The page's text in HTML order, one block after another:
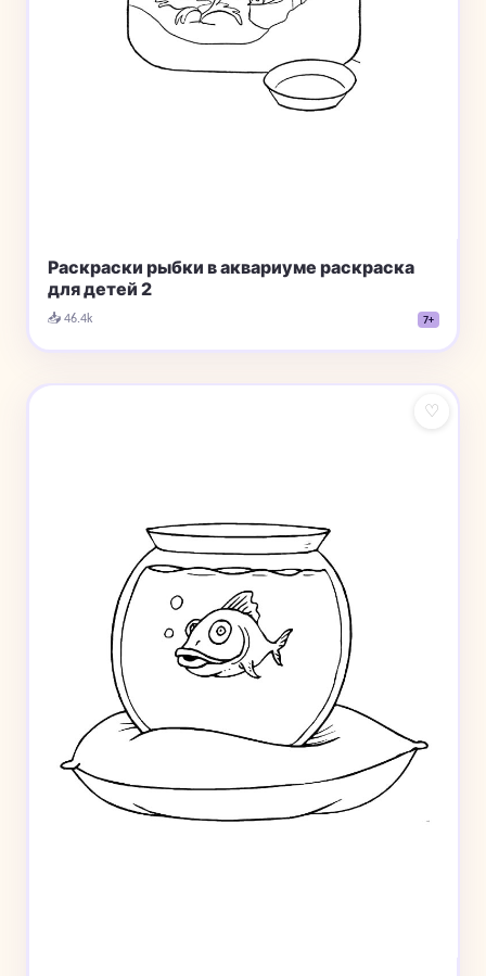
Раскраски рыбки в аквариуме раскраска
для детей 2
📥 46.4k 7+
♡